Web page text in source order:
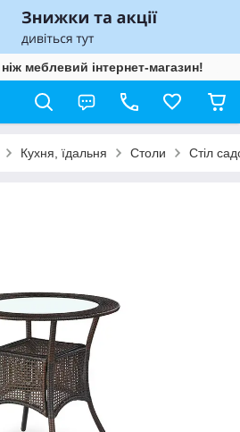
меблевий інтернет-магазин!
Кухня, їдальня Столи Стіл